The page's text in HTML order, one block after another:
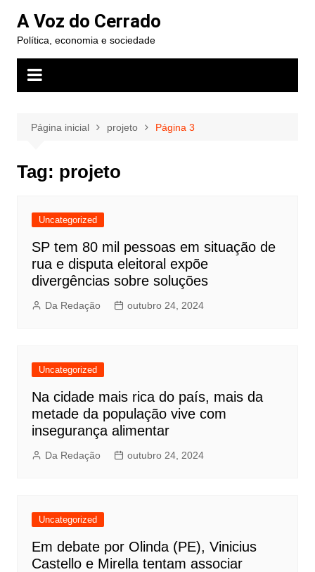
para
conteúdo
A Voz do Cerrado
Política, economia e sociedade
Página inicial projeto Página 3
Tag: projeto
Uncategorized
SP tem 80 mil pessoas em situação de
rua e disputa eleitoral expõe
divergências sobre soluções
Da Redação outubro 24, 2024
Uncategorized
Na cidade mais rica do país, mais da
metade da população vive com
insegurança alimentar
Da Redação outubro 24, 2024
Uncategorized
Em debate por Olinda (PE), Vinicius
Castello e Mirella tentam associar